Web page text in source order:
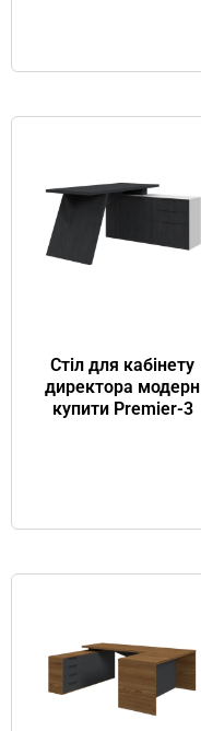
Стіл для кабінету
директора модерн
купити Premier-3